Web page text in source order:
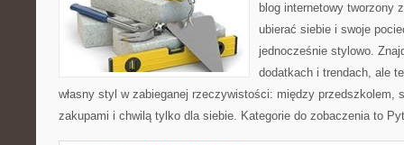
blog internetowy tworzony
ubierać siebie i swoje
jednocześnie stylowo.
dodatkach i trendach, ale
własny styl w zabieganej rzeczywistości: między przedszkolem,
zakupami i chwilą tylko dla siebie. Kategorie do zobaczenia to